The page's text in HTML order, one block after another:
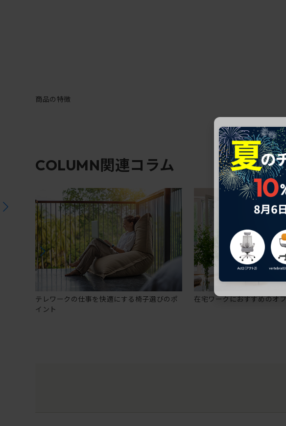
商品の特徴
COLUMN関連コラム
テレワークの仕事を快適にする椅子選びのポ
イント
在宅ワークにおすすめのオ